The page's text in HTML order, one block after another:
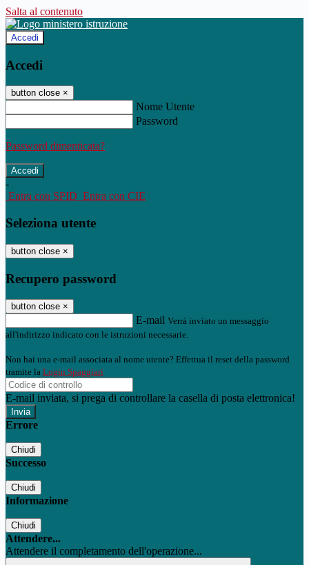
Salta al contenuto
Accedi
Accedi
button close ×
Nome Utente
Password
Password dimenticata?
-
Entra con SPID Entra con CIE
Seleziona utente
button close ×
Recupero password
button close ×
E-mail Verrà inviato un messaggio
all'indirizzo indicato con le istruzioni necessarie.
Non hai una e-mail associata al nome utente? Effettua il reset della password
tramite la Login Spaggiari
E-mail inviata, si prega di controllare la casella di posta elettronica!
Errore
Chiudi
Successo
Chiudi
Informazione
Chiudi
Attendere...
Attendere il completamento dell'operazione...